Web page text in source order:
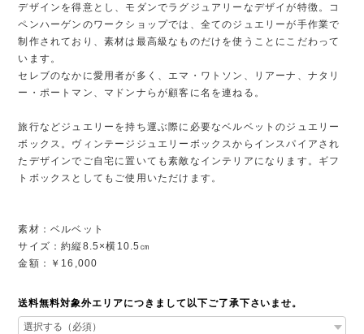
デザインを得意とし、モダンでラグジュアリーなデザイが特徴。コ
ペンハーゲンのワークショップでは、全てのジュエリーが手作業で
制作されており、素材は最高級なものだけを使うことにこだわって
います。
セレブのなかに愛用者が多く、エマ・ワトソン、リアーナ、ナタリ
ー・ポートマン、マドンナらが顧客に名を連ねる。
旅行などジュエリーを持ち運ぶ際に必要なベルベットのジュエリー
ボックス。ヴィンテージジュエリーボックスからインスパイアされ
たデザインでご自宅に置いても素敵なインテリアになります。ギフ
トボックスとしてもご使用いただけます。
素材：ベルベット
サイズ：約縦8.5×横10.5㎝
金額：￥16,000
送料無料対象外エリアにつきまして以下ご了承下さいませ。